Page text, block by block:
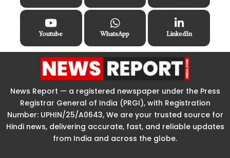
Youtube WhatsApp LinkedIn
News Report — a registered newspaper under the Press
Registrar General of India (PRGI), with Registration
Number: UPHIN/25/A0643, We are your trusted source for
Hindi news, delivering accurate, fast, and reliable updates
from India and across the globe.